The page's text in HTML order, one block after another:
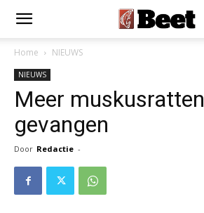
Home NIEUWS
NIEUWS
Meer muskusratten
gevangen
Door Redactie -